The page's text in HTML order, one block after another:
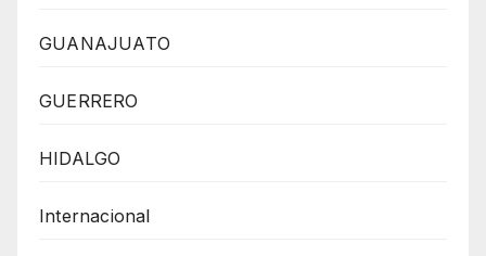
GUANAJUATO
GUERRERO
HIDALGO
Internacional